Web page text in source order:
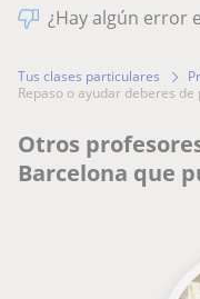
¿Hay algún error
Tus clases particulares
repaso o ayudar deberes
Otros
Barcelona que